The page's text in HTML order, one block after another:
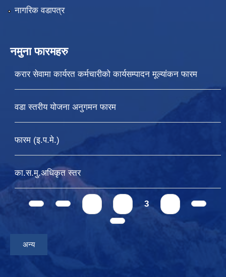
नागरिक वडापत्र
नमुना फारमहरु
करार सेवामा कार्यरत कर्मचारीको कार्यसम्पादन मूल्यांकन फारम
वडा स्तरीय योजना अनुगमन फारम
फारम (इ.प.मे.)
का.स.मु.अधिकृत स्तर
Pages 3
अन्य